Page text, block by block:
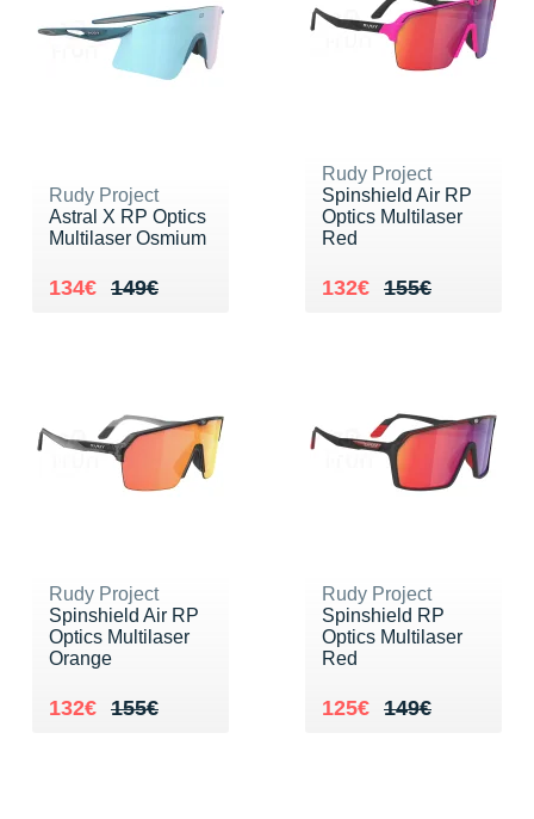
Rudy Project
Astral X RP Optics
Multilaser Osmium
149€
Au lieu de 149€
134€
Vendu 134€
Rudy Project
Spinshield Air RP
Optics Multilaser
Red
155€
Au lieu de 155€
132€
Vendu 132€
Rudy Project
Spinshield Air RP
Optics Multilaser
Orange
155€
Au lieu de 155€
132€
Vendu 132€
Rudy Project
Spinshield RP
Optics Multilaser
Red
149€
Au lieu de 149€
125€
Vendu 125€